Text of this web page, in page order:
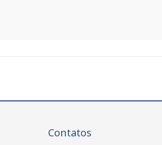
Contatos